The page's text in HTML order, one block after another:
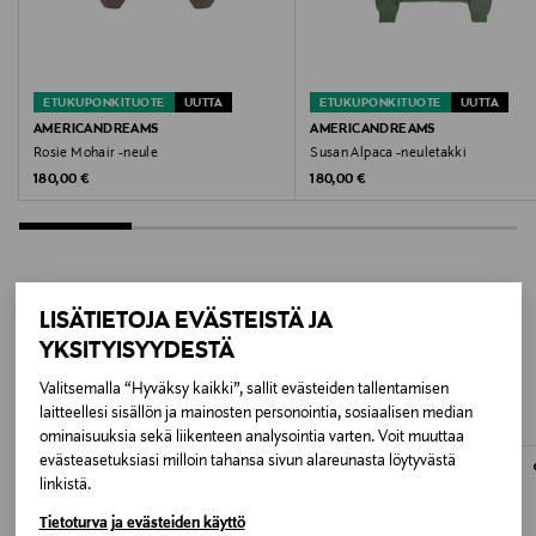
LISÄTIETOJA EVÄSTEISTÄ JA
YKSITYISYYDESTÄ
Valitsemalla “Hyväksy kaikki”, sallit evästeiden tallentamisen
laitteellesi sisällön ja mainosten personointia, sosiaalisen median
ominaisuuksia sekä liikenteen analysointia varten. Voit muuttaa
evästeasetuksiasi milloin tahansa sivun alareunasta löytyvästä
linkistä.
Tietoturva ja evästeiden käyttö
Valmistaja
SARL AARON
Valmistajan osoite
83870 Signes, France
Digitaalinen osoite
contact@am-vintage.com
Avainsanat
American Vintage, neulepaita, pusero, neule,
villapaita, alpakkaneule, villaneule
ETUKUPONKITUOTE UUTTA
AMERICANDREAMS
Rosie Mohair -neule
Original Price
180,00 €
ETUKUPONKITUOTE UUTTA
AMERICANDREAMS
Susan Alpaca -neuletakki
Original Price
180,00 €
LISÄÄ KIINNOSTAVIA
TUOTTEITA